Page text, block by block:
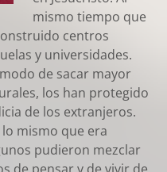
mismo tiempo que
centros
y universidades.
de sacar mayor
los han protegido
de los extranjeros.
mismo que era
pudieron mezclar